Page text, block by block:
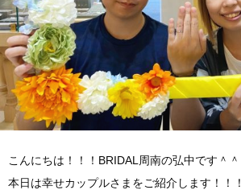
こんにちは！！！BRIDAL周南の弘中です＾＾
本日は幸せカップルさまをご紹介します！！！